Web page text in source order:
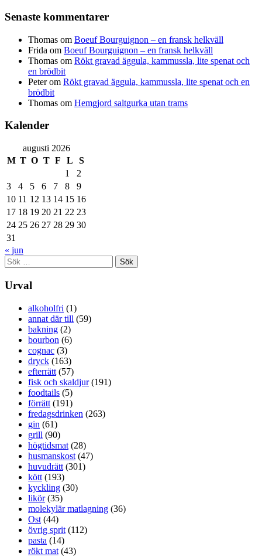
Senaste kommentarer
Thomas om Boeuf Bourguignon – en fransk helkväll
Frida om Boeuf Bourguignon – en fransk helkväll
Thomas om Rökt gravad äggula, kammussla, lite spenat och
en brödbit
Peterom Rökt gravad äggula, kammussla, lite spenat och en
brödbit
Thomas om Hemgjord saltgurka utan trams
Kalender
augusti 2026
M T O T F L
S
1
2
3
4 5 6 7 8
9
10 11 12 13 14 15 16
17 18 19 20 21 22 23
24 25 26 27 28 29 30
31
« jun
Sök
efter:
Urval
alkoholfri (1)
annat där till (59)
bakning (2)
bourbon (6)
cognac (3)
dryck (163)
efterrätt (57)
fisk och skaldjur(191)
foodtails (5)
förrätt (191)
fredagsdrinken (263)
gin (61)
grill (90)
högtidsmat (28)
husmanskost (47)
huvudrätt (301)
kött (193)
kyckling (30)
likör(35)
molekylär matlagning (36)
Ost (44)
övrig sprit (112)
pasta (14)
rökt mat (43)